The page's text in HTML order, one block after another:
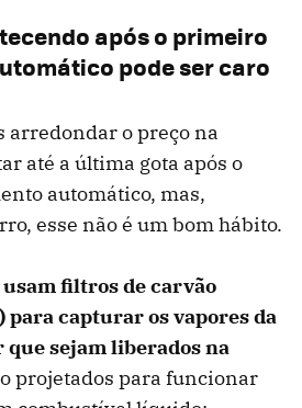
após o primeiro
pode ser caro
arredondar o preço na
até a última gota após o
automático, mas,
esse não é um bom hábito.
usam filtros de carvão
para capturar os vapores da
sejam liberados na
projetados para funcionar